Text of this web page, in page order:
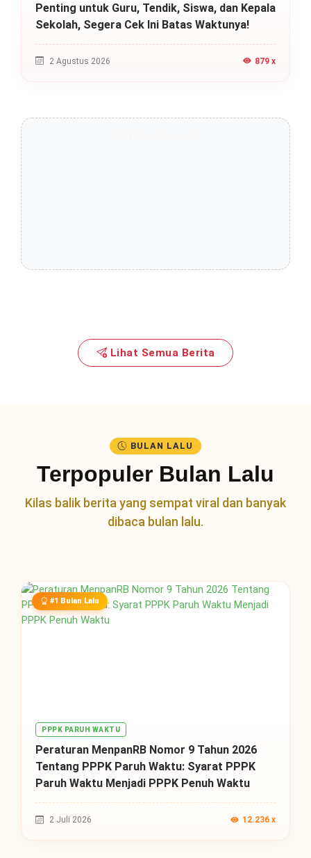
Penting untuk Guru, Tendik, Siswa, dan Kepala
Sekolah, Segera Cek Ini Batas Waktunya!
2 Agustus 2026 879 x
Lihat Semua Berita
BULAN LALU
Terpopuler Bulan Lalu
Kilas balik berita yang sempat viral dan banyak
dibaca bulan lalu.
#1 Bulan Lalu
PPPK PARUH WAKTU
Peraturan MenpanRB Nomor 9 Tahun 2026
Tentang PPPK Paruh Waktu: Syarat PPPK
Paruh Waktu Menjadi PPPK Penuh Waktu
2 Juli 2026 12.236 x